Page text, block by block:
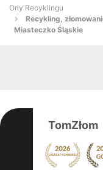
Orły Recyklingu
Recykling,
Miasteczko Śląskie
TomZłom